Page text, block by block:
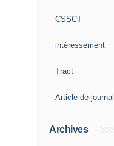
CSSCT
intéressement
Tract
Article de journal
Archives